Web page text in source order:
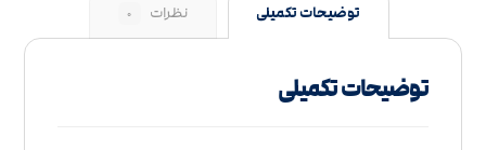
توضیحات تکمیلی نظرات ۰
توضیحات تکمیلی